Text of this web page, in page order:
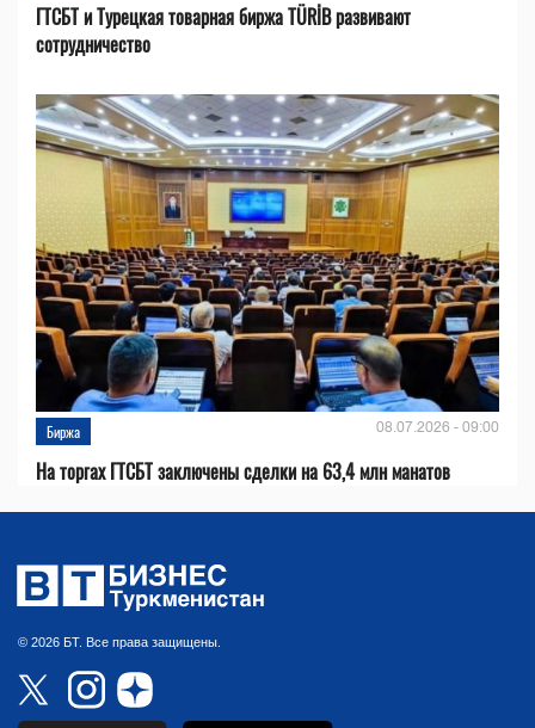
ГТСБТ и Турецкая товарная биржа TÜRİB развивают
сотрудничество
Биржа 08.07.2026 - 09:00
На торгах ГТСБТ заключены сделки на 63,4 млн манатов
© 2026 БТ. Все права защищены.